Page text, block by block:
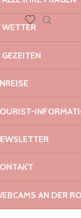
WETTER
GEZEITEN
AN DER
Ploulec'h
hin!